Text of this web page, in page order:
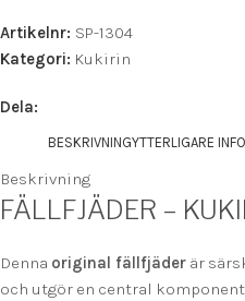
Artikelnr: SP-1304
Kategori: Kukirin
Dela:
BESKRIVNINGYTTERLIGARE
Beskrivning
FÄLLFJÄDER –
Denna original fällfjäder är
och utgör en central